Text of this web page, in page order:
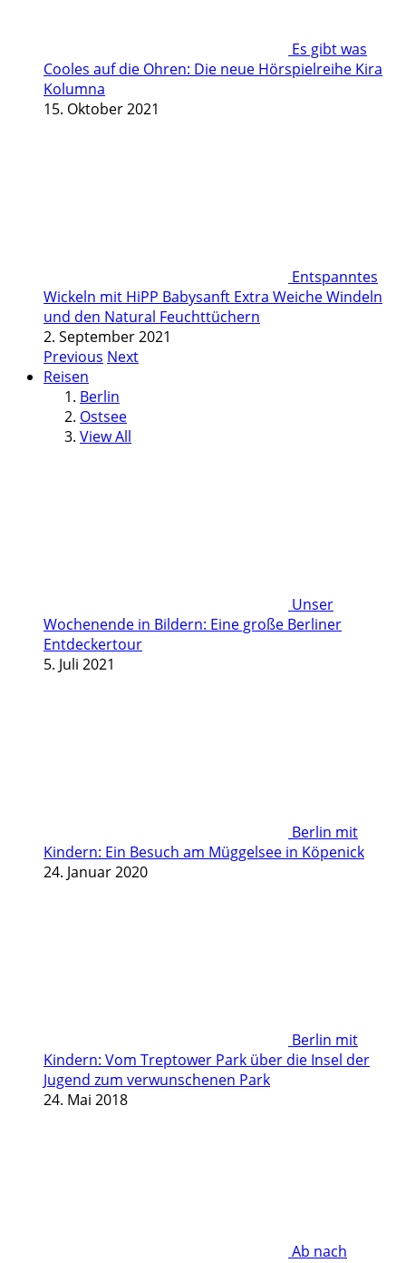
Es gibt was
Cooles auf die Ohren: Die neue Hörspielreihe Kira
Kolumna
15. Oktober 2021
Entspanntes
Wickeln mit HiPP Babysanft Extra Weiche Windeln
und den Natural Feuchttüchern
2. September 2021
Previous Next
Reisen
Berlin
Ostsee
View All
Unser
Wochenende in Bildern: Eine große Berliner
Entdeckertour
5. Juli 2021
Berlin mit
Kindern: Ein Besuch am Müggelsee in Köpenick
24. Januar 2020
Berlin mit
Kindern: Vom Treptower Park über die Insel der
Jugend zum verwunschenen Park
24. Mai 2018
Ab nach